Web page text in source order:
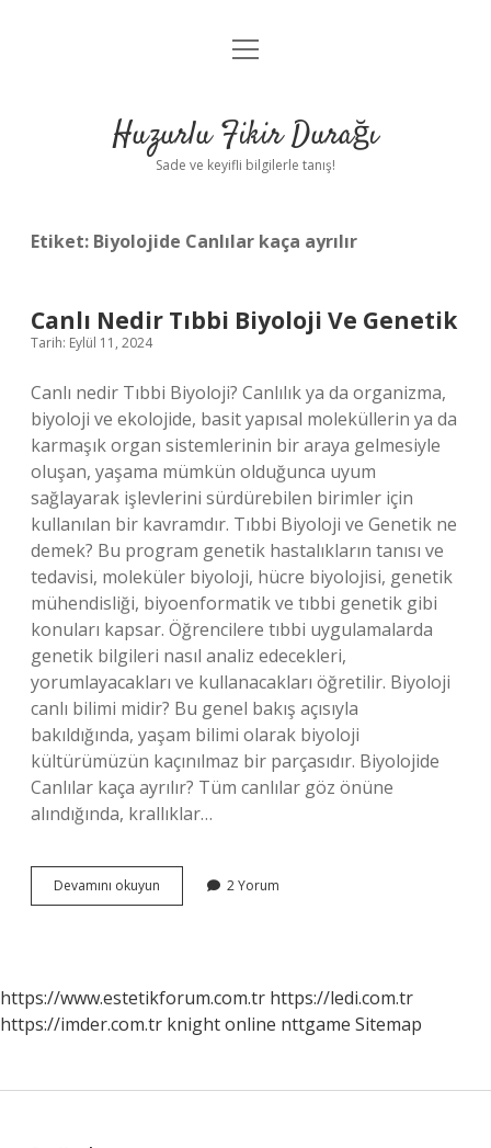
Anasayfa
Yasal Uyarı
menüyü
Huzurlu Fikir Durağı
Sade ve keyifli bilgilerle tanış!
Etiket: Biyolojide Canlılar kaça ayrılır
Canlı Nedir Tıbbi Biyoloji Ve Genetik
Tarih: Eylül 11, 2024
Canlı nedir Tıbbi Biyoloji? Canlılık ya da organizma,
biyoloji ve ekolojide, basit yapısal moleküllerin ya da
karmaşık organ sistemlerinin bir araya gelmesiyle
oluşan, yaşama mümkün olduğunca uyum
sağlayarak işlevlerini sürdürebilen birimler için
kullanılan bir kavramdır. Tıbbi Biyoloji ve Genetik ne
demek? Bu program genetik hastalıkların tanısı ve
tedavisi, moleküler biyoloji, hücre biyolojisi, genetik
mühendisliği, biyoenformatik ve tıbbi genetik gibi
konuları kapsar. Öğrencilere tıbbi uygulamalarda
genetik bilgileri nasıl analiz edecekleri,
yorumlayacakları ve kullanacakları öğretilir. Biyoloji
canlı bilimi midir? Bu genel bakış açısıyla
bakıldığında, yaşam bilimi olarak biyoloji
kültürümüzün kaçınılmaz bir parçasıdır. Biyolojide
Canlılar kaça ayrılır? Tüm canlılar göz önüne
alındığında, krallıklar…
Devamını okuyun
Nedir
2 Yorum
https://www.estetikforum.com.tr https://ledi.com.tr
https://imder.com.tr knight online nttgame Sitemap